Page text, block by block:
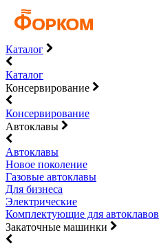
Каталог
Каталог
Консервирование
Консервирование
Автоклавы
Автоклавы
Новое поколение
Газовые автоклавы
Для бизнеса
Электрические
Комплектующие для автоклавов
Закаточные машинки